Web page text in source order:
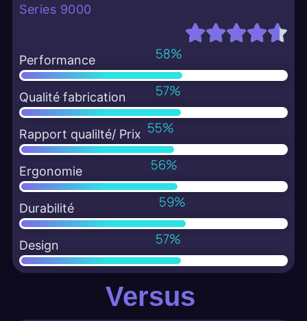
Series 9000
Performance
Qualité fabrication
Rapport qualilté/ Prix
Ergonomie
Durabilité
Design
Versus